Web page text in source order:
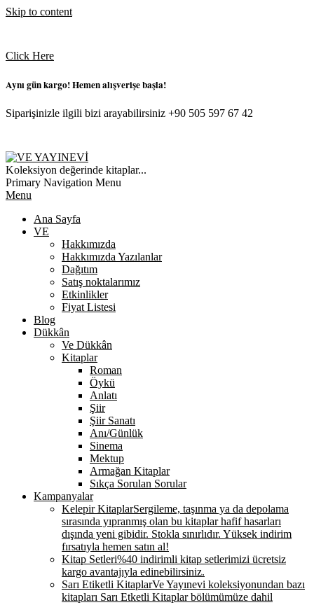
Skip to content
Click Here
Aynı gün kargo! Hemen alışverişe başla!
Siparişinizle ilgili bizi arayabilirsiniz +90 505 597 67 42
VE
YAYINEVI
Koleksiyon değerinde kitaplar...
Primary Navigation Menu
Menu
Ana Sayfa
VE
Hakkımızda
Hakkımızda Yazılanlar
Dağıtım
Satış noktalarımız
Etkinlikler
Fiyat Listesi
Blog
Dükkân
Ve Dükkân
Kitaplar
Roman
Öykü
Anlatı
Şiir
Şiir Sanatı
Anı/Günlük
Sinema
Mektup
Armağan Kitaplar
Sıkça Sorulan Sorular
Kampanyalar
Kelepir KitaplarSergileme, taşınma ya da depolama
sırasında yıpranmış olan bu kitaplar hafif hasarları
dışında yeni gibidir. Stokla sınırlıdır. Yüksek indirim
fırsatıyla hemen satın al!
Kitap Setleri%40 indirimli kitap setlerimizi ücretsiz
kargo avantajıyla edinebilirsiniz.
Sarı Etiketli KitaplarVe Yayınevi koleksiyonundan bazı
kitapları Sarı Etketli Kitaplar bölümümüze dahil